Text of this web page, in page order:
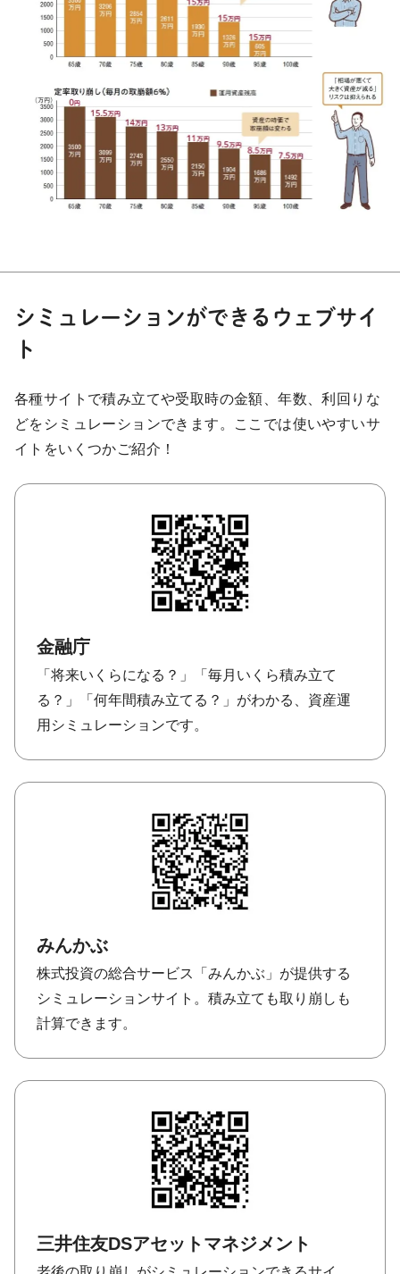
シミュレーションができるウェブサイ
ト
各種サイトで積み立てや受取時の金額、年数、利回りな
どをシミュレーションできます。ここでは使いやすいサ
イトをいくつかご紹介！
金融庁
「将来いくらになる？」「毎月いくら積み立て
る？」「何年間積み立てる？」がわかる、資産運
用シミュレーションです。
みんかぶ
株式投資の総合サービス「みんかぶ」が提供する
シミュレーションサイト。積み立ても取り崩しも
計算できます。
三井住友DSアセットマネジメント